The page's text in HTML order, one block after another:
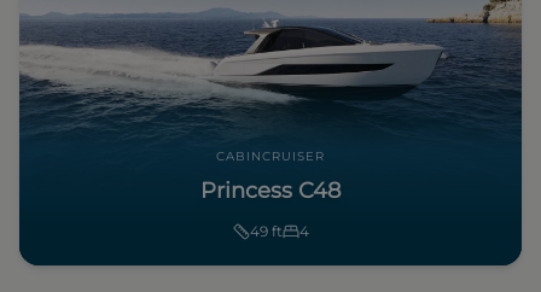
CABINCRUISER
Princess C48
49 ft 4